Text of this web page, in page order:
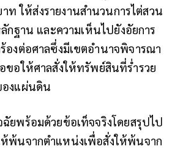
าทให้ส่งรายงานสำนวนการไต่สวน
กฐาน และความเห็นไปยังอัยการ
องต่อศาลซึ่งมีเขตอำนาจพิจารณา
อให้ศาลสั่งให้ทรัพย์สินที่ร่ำรวย
งแผ่นดิน
ยพร้อมด้วยข้อเท็จจริงโดยสรุปไป
ห้พ้นจากตำแหน่งเพื่อสั่งให้พ้นจาก